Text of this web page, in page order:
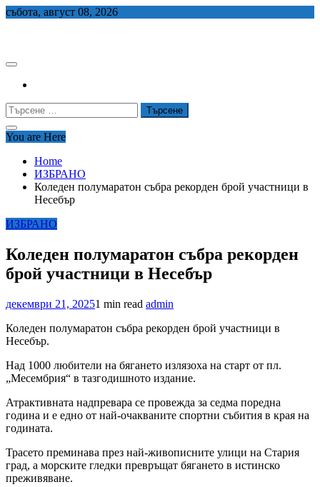
Skip
събота, август 08, 2026
Търсене
за:
You are Here
Home
ИЗБРАНО
Коледен полумаратон събра рекорден брой участници в
Несебър
ИЗБРАНО
Коледен полумаратон събра рекорден
брой участници в Несебър
декември 21, 20251 min read admin
Коледен полумаратон събра рекорден брой участници в
Несебър.
Над 1000 любители на бягането излязоха на старт от пл.
„Месембрия“ в тазгодишното издание.
Атрактивната надпревара се провежда за седма поредна
година и е едно от най-очакваните спортни събития в края на
годината.
Трасето преминава през най-живописните улици на Стария
град, а морските гледки превръщат бягането в истинско
преживяване.